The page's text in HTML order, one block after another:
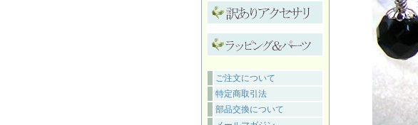
ご注文について
特定商取引法
部品交換について